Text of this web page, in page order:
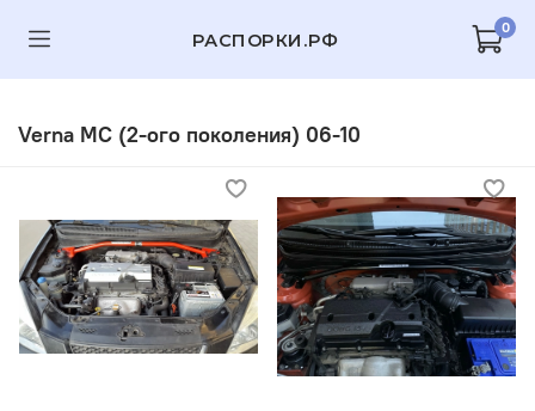
РАСПОРКИ.РФ
0
Verna MC (2-ого поколения) 06-10